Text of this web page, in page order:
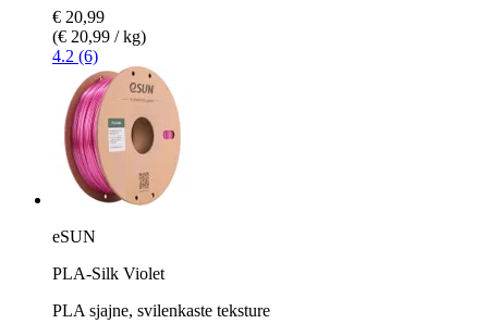
€ 20,99
(€ 20,99 / kg)
4.2 (6)
eSUN
PLA-Silk Violet
PLA sjajne, svilenkaste teksture